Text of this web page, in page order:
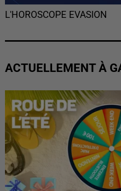
L'HOROSCOPE EVASION
ACTUELLEMENT À